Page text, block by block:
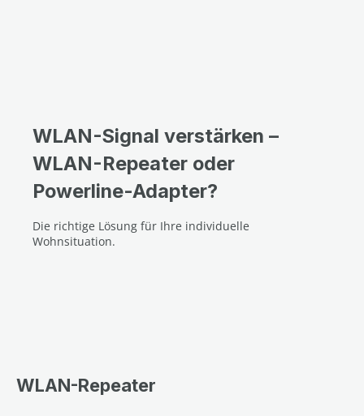
WLAN-Signal verstärken –
WLAN-Repeater oder
Powerline-Adapter?
Die richtige Lösung für Ihre individuelle
Wohnsituation.
WLAN-Repeater